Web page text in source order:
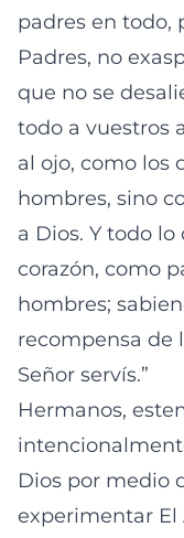
padres en todo,
Padres, no
que no se
todo a vuestros
al ojo, como los
hombres, sino
a Dios. Y todo
corazón, como
hombres;
recompensa de
Señor servís.”
Hermanos,
Dios por medio
experimentar El